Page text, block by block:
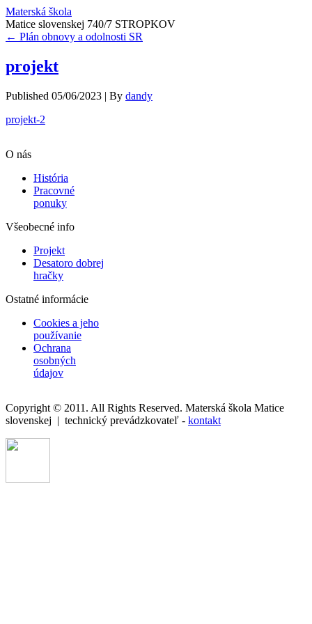
Materská škola
Matice slovenskej 740/7 STROPKOV
← Plán obnovy a odolnosti SR
projekt
Published 05/06/2023 | By dandy
projekt-2
O nás
História
Pracovné
ponuky
Všeobecné info
Projekt
Desatoro dobrej
hračky
Ostatné informácie
Cookies a jeho
používanie
Ochrana
osobných
údajov
Copyright © 2011. All Rights Reserved. Materská škola Matice
slovenskej | technický prevádzkovateľ - kontakt